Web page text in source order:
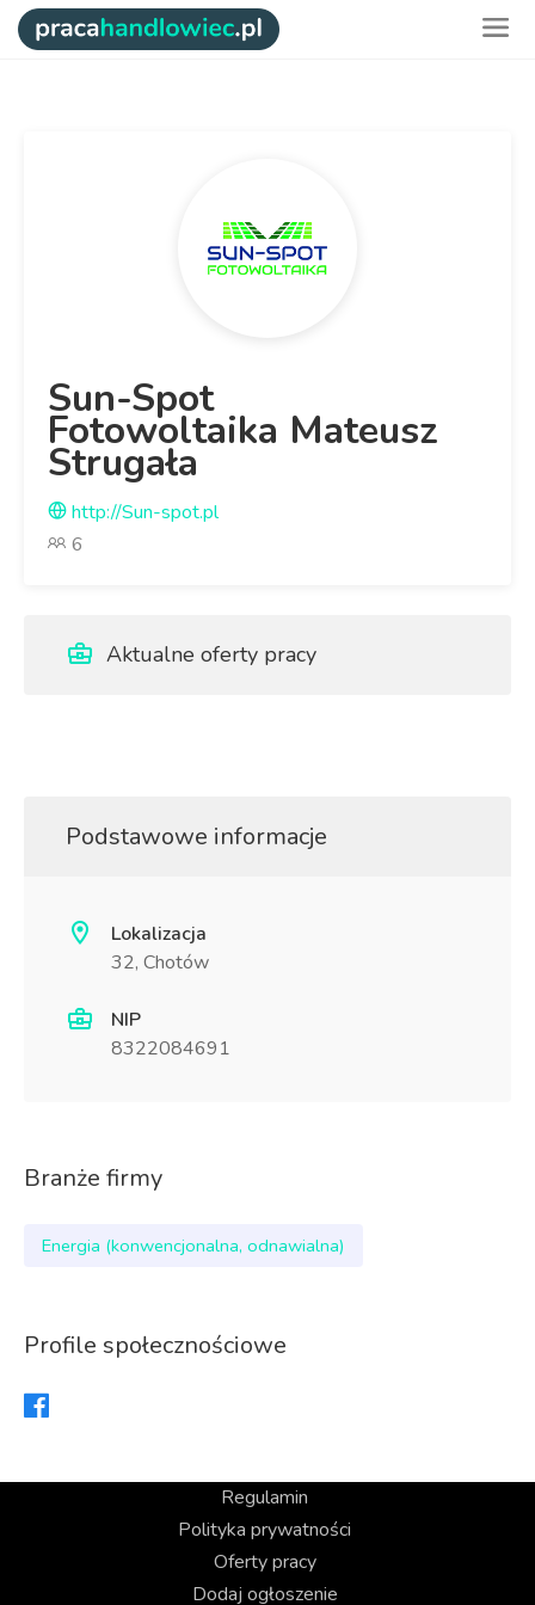
Sun-Spot
Fotowoltaika Mateusz
Strugała
http://Sun-spot.pl
6
Aktualne oferty pracy
Podstawowe informacje
Lokalizacja
32, Chotów
NIP
8322084691
Branże firmy
Energia (konwencjonalna, odnawialna)
Profile społecznościowe
Regulamin
Polityka prywatności
Oferty pracy
Dodaj ogłoszenie